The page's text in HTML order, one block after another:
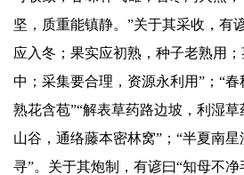
坚，质重能镇静。”关于其采收，有
应入冬；果实应初熟，种子老熟用
中；采集要合理，资源永利用”；“
熟花含苞”“解表草药路边坡，利湿
山谷，通络藤本密林窝”；“半夏南
寻”。关于其炮制，有谚曰“知母不